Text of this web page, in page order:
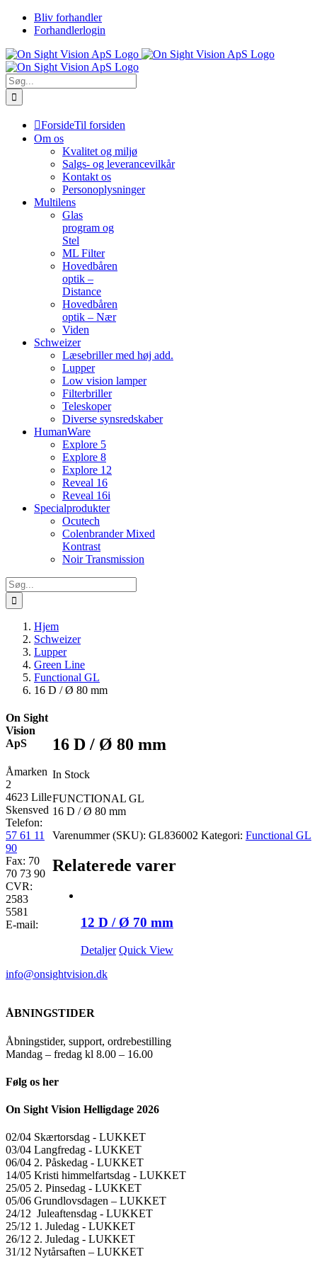
Skip
Bliv forhandler
Forhandlerlogin
Søg
efter:
ForsideTil forsiden
Om os
Kvalitet og miljø
Salgs- og leverancevilkår
Kontakt os
Personoplysninger
Multilens
Glas
program og
Stel
ML Filter
Hovedbåren
optik –
Distance
Hovedbåren
optik – Nær
Viden
Schweizer
Læsebriller med høj add.
Lupper
Low vision lamper
Filterbriller
Teleskoper
Diverse synsredskaber
HumanWare
Explore 5
Explore 8
Explore 12
Reveal 16
Reveal 16i
Specialprodukter
Ocutech
Colenbrander Mixed
Kontrast
Noir Transmission
Søg
efter:
Hjem
Schweizer
Lupper
Green Line
Functional GL
16 D / Ø 80 mm
16 D / Ø 80 mm
In Stock
FUNCTIONAL GL
16 D / Ø 80 mm
Varenummer (SKU): GL836002 Kategori: Functional GL
Relaterede varer
12 D / Ø 70 mm
Detaljer Quick View
On Sight
Vision
ApS
Åmarken
2
4623 Lille
Skensved
Telefon:
57 61 11
90
Fax: 70
70 73 90
CVR:
2583
5581
E-mail:
info@onsightvision.dk
ÅBNINGSTIDER
Åbningstider, support, ordrebestilling
Mandag – fredag kl 8.00 – 16.00
Følg os her
On Sight Vision Helligdage 2026
02/04 Skærtorsdag ​​- LUKKET
03/04 Langfredag ​​- LUKKET
06/04 2. Påskedag ​​- LUKKET
14/05 Kristi himmelfartsdag ​​- LUKKET
25/05 2. Pinsedag ​​- LUKKET
05/06 Grundlovsdagen – LUKKET
24/12 Juleaftensdag ​​- LUKKET
25/12 1. Juledag ​​- LUKKET
26/12 2. Juledag ​​- LUKKET
31/12 Nytårsaften – LUKKET